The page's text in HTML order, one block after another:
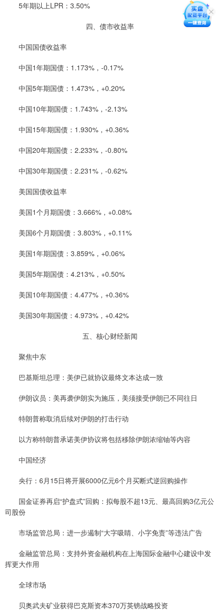
5年期以上LPR：3.50%
四、债市收益率
中国国债收益率
中国1年期国债：1.173%，-0.17%
中国5年期国债：1.473%，+0.20%
中国10年期国债：1.743%，-2.13%
中国15年期国债：1.930%，+0.36%
中国20年期国债：2.233%，-0.80%
中国30年期国债：2.231%，-0.62%
美国国债收益率
美国1个月期国债：3.666%，+0.08%
美国6个月期国债：3.803%，+0.11%
美国1年期国债：3.859%，+0.06%
美国5年期国债：4.213%，+0.50%
美国10年期国债：4.477%，+0.36%
美国30年期国债：4.973%，+0.42%
五、核心财经新闻
聚焦中东
巴基斯坦总理：美伊已就协议最终文本达成一致
伊朗议员：美再袭伊朗实为施压，美须接受伊朗已不同往日
特朗普称取消后续对伊朗的打击行动
以方称特朗普承诺美伊协议将包括移除伊朗浓缩铀等内容
中国经济
央行：6月15日将开展6000亿元6个月买断式逆回购操作
国金证券再启“护盘式”回购：拟每股不超13元、最高回购3亿元公
司股份
市场监管总局：进一步遏制“大字吸睛、小字免责”等违法广告
金融监管总局：支持外资金融机构在上海国际金融中心建设中发
挥更大作用
全球市场
贝奥武夫矿业获得巴克斯资本370万英镑战略投资